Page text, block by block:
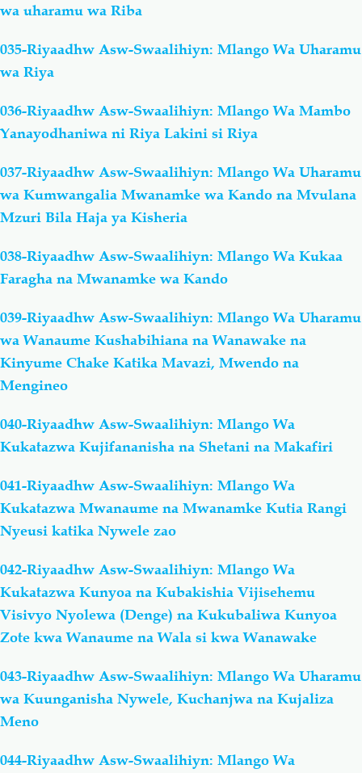
wa uharamu wa Riba
035-Riyaadhw Asw-Swaalihiyn: Mlango Wa Uharamu
wa Riya
036-Riyaadhw Asw-Swaalihiyn: Mlango Wa Mambo
Yanayodhaniwa ni Riya Lakini si Riya
037-Riyaadhw Asw-Swaalihiyn: Mlango Wa Uharamu
wa Kumwangalia Mwanamke wa Kando na Mvulana
Mzuri Bila Haja ya Kisheria
038-Riyaadhw Asw-Swaalihiyn: Mlango Wa Kukaa
Faragha na Mwanamke wa Kando
039-Riyaadhw Asw-Swaalihiyn: Mlango Wa Uharamu
wa Wanaume Kushabihiana na Wanawake na
Kinyume Chake Katika Mavazi, Mwendo na
Mengineo
040-Riyaadhw Asw-Swaalihiyn: Mlango Wa
Kukatazwa Kujifananisha na Shetani na Makafiri
041-Riyaadhw Asw-Swaalihiyn: Mlango Wa
Kukatazwa Mwanaume na Mwanamke Kutia Rangi
Nyeusi katika Nywele zao
042-Riyaadhw Asw-Swaalihiyn: Mlango Wa
Kukatazwa Kunyoa na Kubakishia Vijisehemu
Visivyo Nyolewa (Denge) na Kukubaliwa Kunyoa
Zote kwa Wanaume na Wala si kwa Wanawake
043-Riyaadhw Asw-Swaalihiyn: Mlango Wa Uharamu
wa Kuunganisha Nywele, Kuchanjwa na Kujaliza
Meno
044-Riyaadhw Asw-Swaalihiyn: Mlango Wa